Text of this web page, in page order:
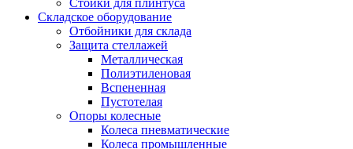
Стойки для плинтуса
Складское оборудование
Отбойники для склада
Защита стеллажей
Металлическая
Полиэтиленовая
Вспененная
Пустотелая
Опоры колесные
Колеса пневматические
Колеса промышленные